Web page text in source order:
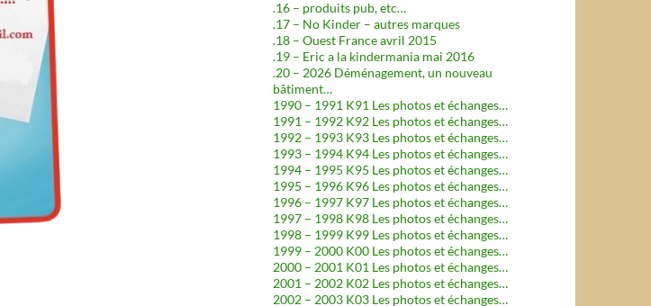
.16 – produits pub, etc…
.17 – No Kinder – autres marques
.18 – Ouest France avril 2015
.19 – Eric a la kindermania mai 2016
.20 – 2026 Déménagement, un nouveau
bâtiment…
1990 – 1991 K91 Les photos et échanges…
1991 – 1992 K92 Les photos et échanges…
1992 – 1993 K93 Les photos et échanges…
1993 – 1994 K94 Les photos et échanges…
1994 – 1995 K95 Les photos et échanges…
1995 – 1996 K96 Les photos et échanges…
1996 – 1997 K97 Les photos et échanges…
1997 – 1998 K98 Les photos et échanges…
1998 – 1999 K99 Les photos et échanges…
1999 – 2000 K00 Les photos et échanges…
2000 – 2001 K01 Les photos et échanges…
2001 – 2002 K02 Les photos et échanges…
2002 – 2003 K03 Les photos et échanges…